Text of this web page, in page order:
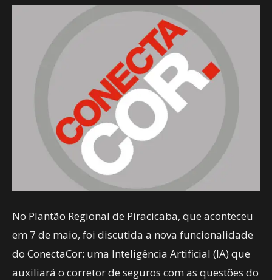
No Plantão Regional de Piracicaba, que aconteceu
em 7 de maio, foi discutida a nova funcionalidade
do ConectaCor: uma Inteligência Artificial (IA) que
auxiliará o corretor de seguros com as questões do